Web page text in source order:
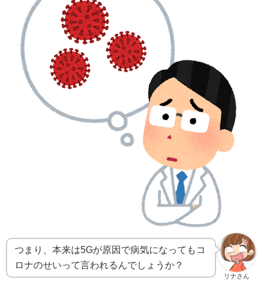
リナさん
つまり、本来は5Gが原因で病気になってもコ
ロナのせいって言われるんでしょうか？